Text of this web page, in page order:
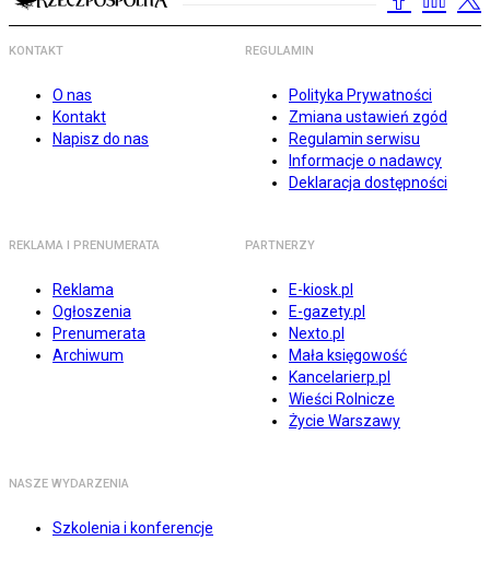
KONTAKT
O nas
Kontakt
Napisz do nas
REGULAMIN
Polityka Prywatności
Zmiana ustawień zgód
Regulamin serwisu
Informacje o nadawcy
Deklaracja dostępności
REKLAMA I PRENUMERATA
Reklama
Ogłoszenia
Prenumerata
Archiwum
PARTNERZY
E-kiosk.pl
E-gazety.pl
Nexto.pl
Mała księgowość
Kancelarierp.pl
Wieści Rolnicze
Życie Warszawy
NASZE WYDARZENIA
Szkolenia i konferencje